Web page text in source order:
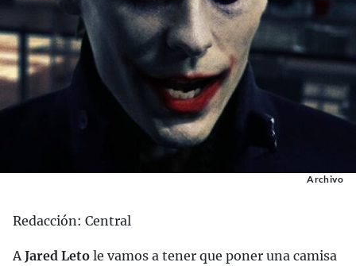
Archivo
Redacción: Central
AJared Leto le vamos a tener que poner una camisa